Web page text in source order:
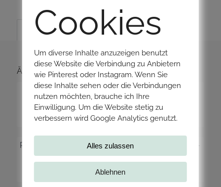
Beschreibung
ÄHNLICHE PRODUKTE
POSTKARTE „LIEB DICH VOLL“ | LOVE-
SERIE
2,50€–3,00€
POSTKARTE „HAPPY THOUGHTS“ | LOVE-
SERIE
2,50€–3,00
Cookies
Um diverse Inhalte anzuzeigen benutzt
diese Website die Verbindung zu Anbietern
wie Pinterest oder Instagram. Wenn Sie
diese Inhalte sehen oder die Verbindungen
nutzen möchten, brauche ich Ihre
Einwilligung. Um die Website stetig zu
verbessern wird Google Analytics genutzt.
Alles zulassen
Ablehnen